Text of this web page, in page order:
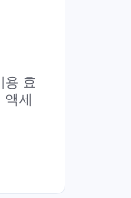
용 효
액세